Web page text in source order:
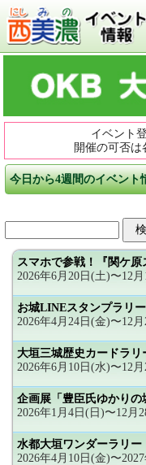
イベント
開催の可否は
今日から4週間のイベ
スマホで参戦！『関ケ原
2026年6月20日(土)〜12
お城LINEスタンプラリー
2026年4月24日(金)〜12
大垣三城歴史カードラリ
2026年6月10日(水)〜12
企画展「豊臣氏ゆかりの
2026年1月4日(日)〜12月
水都大垣ワンダーラリー
2026年4月10日(金)〜